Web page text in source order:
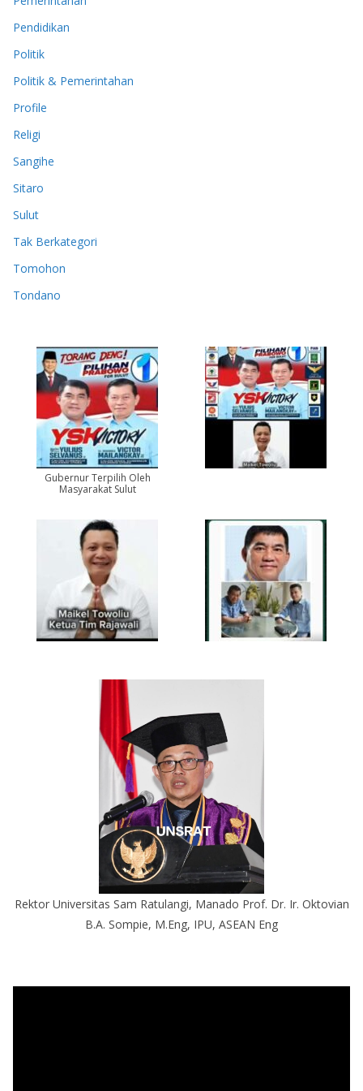
Pendidikan
Politik
Politik & Pemerintahan
Profile
Religi
Sangihe
Sitaro
Sulut
Tak Berkategori
Tomohon
Tondano
Gubernur Terpilih Oleh
Masyarakat Sulut
Rektor Universitas Sam Ratulangi, Manado Prof. Dr. Ir. Oktovian
B.A. Sompie, M.Eng, IPU, ASEAN Eng